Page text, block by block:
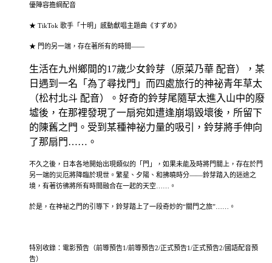
優陣容擔綱配音
★ TikTok 歌手「十明」感動獻唱主題曲《すずめ》
★ 門的另一端，存在著所有的時間――
生活在九州鄉間的17歲少女鈴芽（原菜乃華 配音），某
日遇到一名「為了尋找門」而四處旅行的神祕青年草太
（松村北斗 配音）。好奇的鈴芽尾隨草太進入山中的廢
墟後，在那裡發現了一扇宛如遭逢崩塌毀壞後，所留下
的陳舊之門。受到某種神祕力量的吸引，鈴芽將手伸向
了那扇門……。
不久之後，日本各地開始出現類似的「門」，如果未能及時將門關上，存在於門
另一端的災厄將降臨於現世。繁星、夕陽、和拂曉時分――鈴芽踏入的迷途之
境，有著彷彿將所有時間融合在一起的天空……。
於是，在神祕之門的引導下，鈴芽踏上了一段奇妙的“關門之旅”……。
特別收錄：電影預告（前導預告1/前導預告2/正式預告1/正式預告2/國語配音預
告）